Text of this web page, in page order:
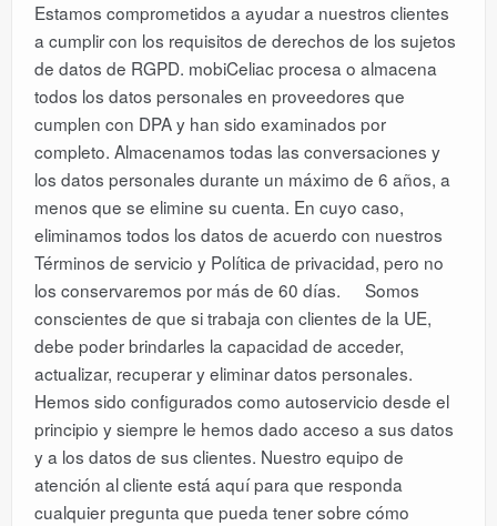
Estamos comprometidos a ayudar a nuestros clientes
a cumplir con los requisitos de derechos de los sujetos
de datos de RGPD. mobiCeliac procesa o almacena
todos los datos personales en proveedores que
cumplen con DPA y han sido examinados por
completo. Almacenamos todas las conversaciones y
los datos personales durante un máximo de 6 años, a
menos que se elimine su cuenta. En cuyo caso,
eliminamos todos los datos de acuerdo con nuestros
Términos de servicio y Política de privacidad, pero no
los conservaremos por más de 60 días. Somos
conscientes de que si trabaja con clientes de la UE,
debe poder brindarles la capacidad de acceder,
actualizar, recuperar y eliminar datos personales.
Hemos sido configurados como autoservicio desde el
principio y siempre le hemos dado acceso a sus datos
y a los datos de sus clientes. Nuestro equipo de
atención al cliente está aquí para que responda
cualquier pregunta que pueda tener sobre cómo